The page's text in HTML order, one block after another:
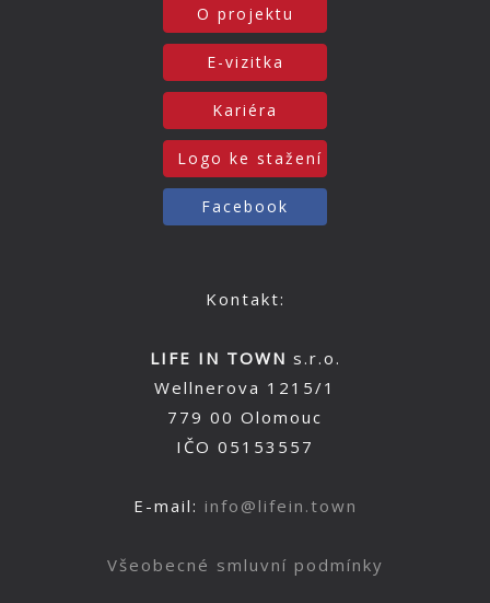
O projektu
E-vizitka
Kariéra
Logo ke stažení
Facebook
Kontakt:
LIFE IN TOWN s.r.o.
Wellnerova 1215/1
779 00 Olomouc
IČO 05153557
E-mail: info@lifein.town
Všeobecné smluvní podmínky